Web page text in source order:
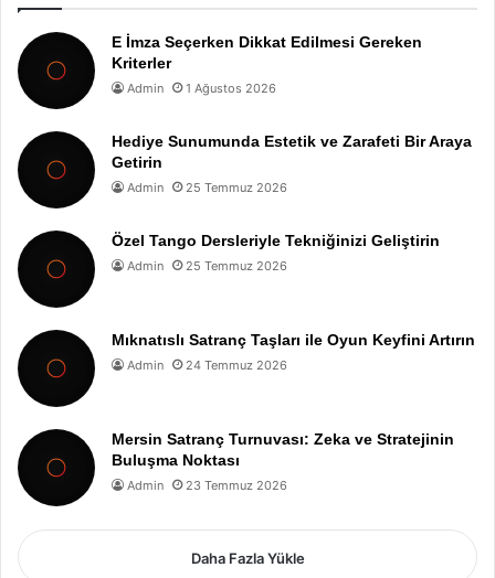
E İmza Seçerken Dikkat Edilmesi Gereken
Kriterler
Admin 1 Ağustos 2026
Hediye Sunumunda Estetik ve Zarafeti Bir Araya
Getirin
Admin 25 Temmuz 2026
Özel Tango Dersleriyle Tekniğinizi Geliştirin
Admin 25 Temmuz 2026
Mıknatıslı Satranç Taşları ile Oyun Keyfini Artırın
Admin 24 Temmuz 2026
Mersin Satranç Turnuvası: Zeka ve Stratejinin
Buluşma Noktası
Admin 23 Temmuz 2026
Daha Fazla Yükle